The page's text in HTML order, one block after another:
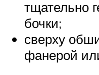
тщательно
бочки;
сверху
фанерой